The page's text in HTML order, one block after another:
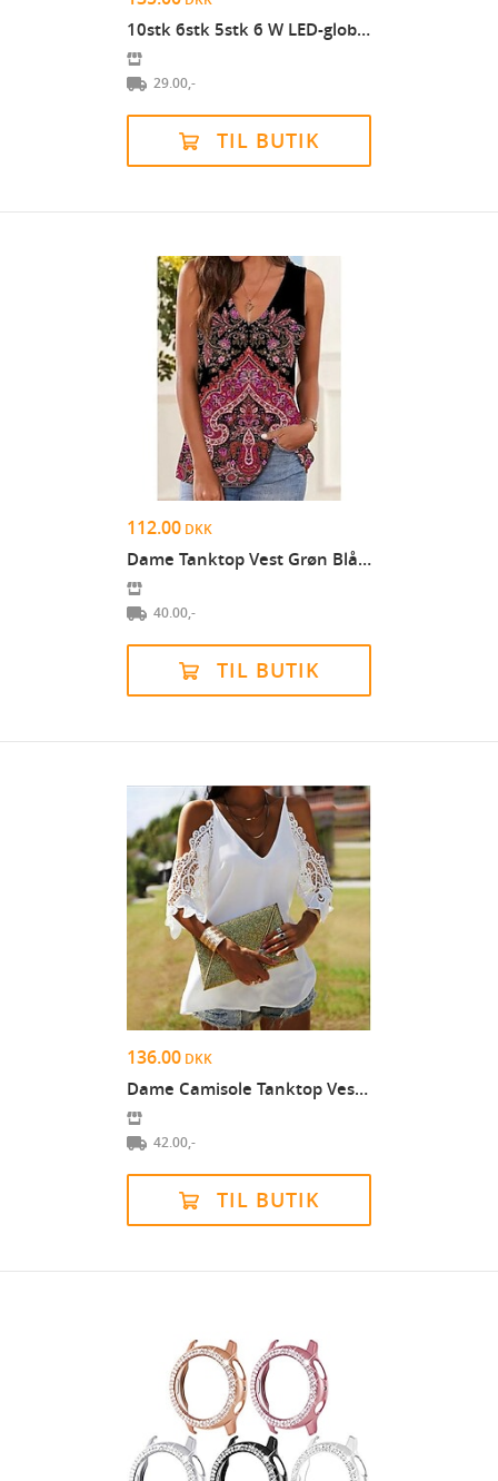
10stk 6stk 5stk 6 W LED-globepærer 550 lm E14 G45...
29.00,-
TIL BUTIK
112.00 DKK
Dame Tanktop Vest Grøn Blå Gul Blomst Trykt mønste...
40.00,-
TIL BUTIK
136.00 DKK
Dame Camisole Tanktop Vest Hvid Vanlig Trykt mønst...
42.00,-
TIL BUTIK